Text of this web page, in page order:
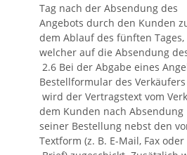
Tag nach der Absendung des
Angebots durch den Kunden
dem Ablauf des fünften Tages,
welcher auf die Absendung
2.6 Bei der Abgabe eines
Bestellformular des Verkäufers
wird der Vertragstext vom
dem Kunden nach Absendung
seiner Bestellung nebst den
Textform (z. B. E-Mail, Fax oder